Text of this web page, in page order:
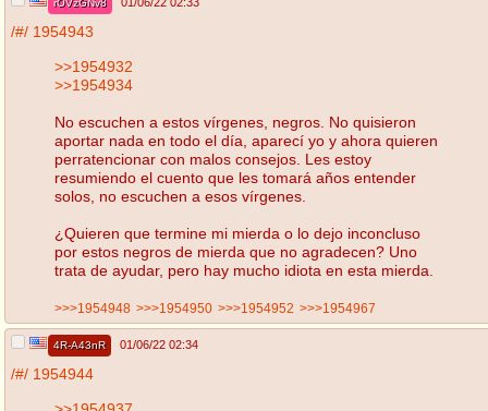
rOVzGNv8 01/06/22 02:33
/#/ 1954943
>>1954932
>>1954934
No escuchen a estos vírgenes, negros. No quisieron
aportar nada en todo el día, aparecí yo y ahora quieren
perratencionar con malos consejos. Les estoy
resumiendo el cuento que les tomará años entender
solos, no escuchen a esos vírgenes.
¿Quieren que termine mi mierda o lo dejo inconcluso
por estos negros de mierda que no agradecen? Uno
trata de ayudar, pero hay mucho idiota en esta mierda.
>>>1954948 >>>1954950 >>>1954952 >>>1954967
4R-A43nR 01/06/22 02:34
/#/ 1954944